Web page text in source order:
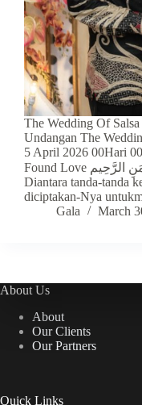
The Wedding Of
Undangan The
5 April 2026 00Hari
Found Love بِسْمِ اللَّهِ الرَّحْمَنِ الرَّحِيم “Dan
Diantara tanda-tanda
diciptakan-Nya
Gala
March
About Us
About
Our Clients
Our Partners
Quick Links